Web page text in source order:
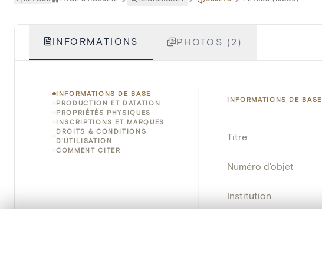
INFORMATIONS PHOTOS (2)
INFORMATIONS DE BASE
PRODUCTION ET DATATION
PROPRIÉTÉS PHYSIQUES
INSCRIPTIONS ET MARQUES
DROITS & CONDITIONS
D'UTILISATION
COMMENT CITER
INFORMATIONS DE BASE
Titre
Numéro d'objet
Institution